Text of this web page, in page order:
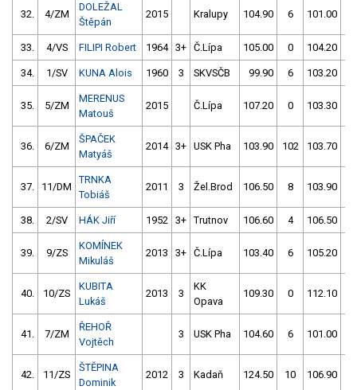
32. 4/ZM
DOLEŽAL
Štěpán
2015 Kralupy 104.90 6 101.00
33. 4/VS FILIPI Robert 1964 3+ Č.Lípa 105.00 0 104.20
34. 1/SV KUNA Alois 1960 3 SKVSČB 99.90 6 103.20
35. 5/ZM
MERENUS
Matouš
2015 Č.Lípa 107.20 0 103.30
36. 6/ZM
ŠPAČEK
Matyáš
2014 3+ USK Pha 103.90 102 103.70
37. 11/DM
TRNKA
Tobiáš
2011 3 Žel.Brod 106.50 8 103.90
38. 2/SV HÁK Jiří 1952 3+ Trutnov 106.60 4 106.50
39. 9/ZS
KOMÍNEK
Mikuláš
2013 3+ Č.Lípa 103.40 6 105.20
40. 10/ZS
KUBITA
Lukáš
2013 3
KK
Opava
109.30 0 112.10
41. 7/ZM
ŘEHOŘ
Vojtěch
3 USK Pha 104.60 6 101.00
42. 11/ZS
ŠTĚPINA
Dominik
2012 3 Kadaň 124.50 10 106.90